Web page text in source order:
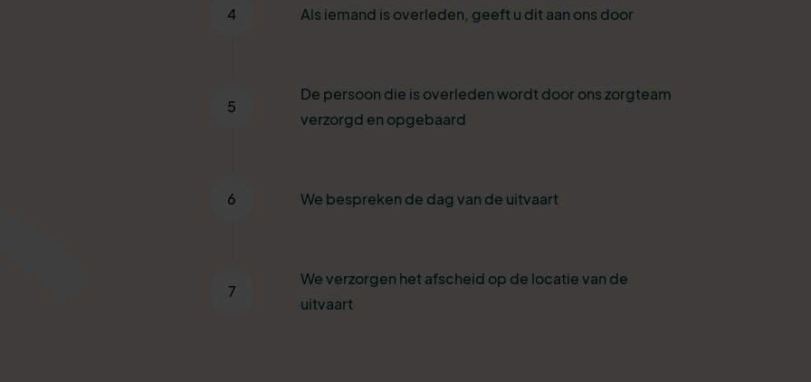
4 Als iemand is overleden, geeft u dit aan ons door
5
De persoon die is overleden wordt door ons zorgteam
verzorgd en opgebaard
6 We bespreken de dag van de uitvaart
7
We verzorgen het afscheid op de locatie van de
uitvaart